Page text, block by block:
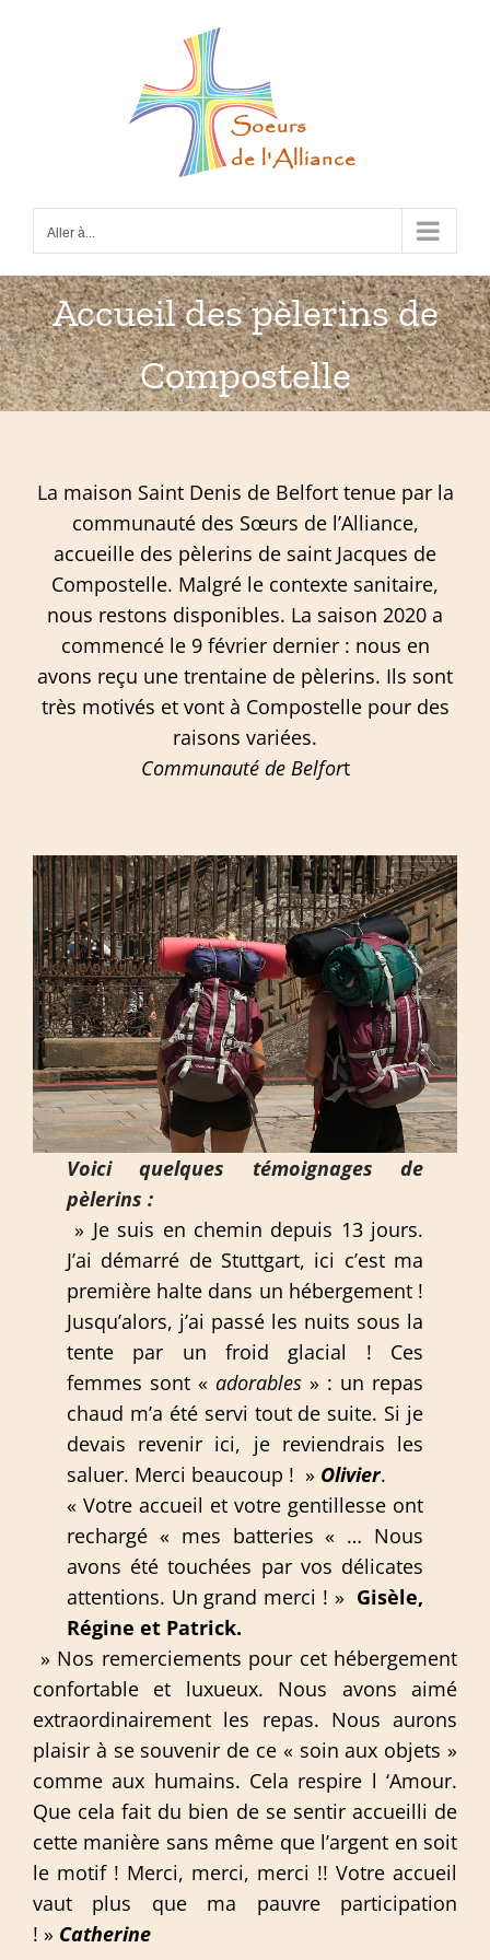
Aller à...
Accueil des pèlerins de
Compostelle
La maison Saint Denis de Belfort tenue par la
communauté des Sœurs de l’Alliance,
accueille des pèlerins de saint Jacques de
Compostelle. Malgré le contexte sanitaire,
nous restons disponibles. La saison 2020 a
commencé le 9 février dernier : nous en
avons reçu une trentaine de pèlerins. Ils sont
très motivés et vont à Compostelle pour des
raisons variées.
Communauté de Belfort
Voici quelques témoignages de
pèlerins :
» Je suis en chemin depuis 13 jours.
J’ai démarré de Stuttgart, ici c’est ma
première halte dans un hébergement !
Jusqu’alors, j’ai passé les nuits sous la
tente par un froid glacial ! Ces
femmes sont «adorables » : un repas
chaud m’a été servi tout de suite. Si je
devais revenir ici, je reviendrais les
saluer. Merci beaucoup ! » Olivier.
« Votre accueil et votre gentillesse ont
rechargé « mes batteries « … Nous
avons été touchées par vos délicates
attentions. Un grand merci ! » Gisèle,
Régine et Patrick.
» Nos remerciements pour cet hébergement
confortable et luxueux. Nous avons aimé
extraordinairement les repas. Nous aurons
plaisir à se souvenir de ce « soin aux objets »
comme aux humains. Cela respire l ‘Amour.
Que cela fait du bien de se sentir accueilli de
cette manière sans même que l’argent en soit
le motif ! Merci, merci, merci !! Votre accueil
vaut plus que ma pauvre participation
! » Catherine